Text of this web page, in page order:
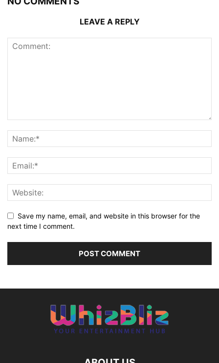
LEAVE A REPLY
Save my name, email, and website in this browser for the
next time I comment.